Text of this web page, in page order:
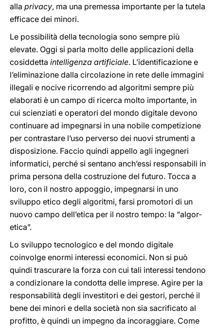
alla privacy, ma una premessa importante per la tutela
efficace dei minori.
Le possibilità della tecnologia sono sempre più
elevate. Oggi si parla molto delle applicazioni della
cosiddetta intelligenza artificiale. L’identificazione e
l’eliminazione dalla circolazione in rete delle immagini
illegali e nocive ricorrendo ad algoritmi sempre più
elaborati è un campo di ricerca molto importante, in
cui scienziati e operatori del mondo digitale devono
continuare ad impegnarsi in una nobile competizione
per contrastare l’uso perverso dei nuovi strumenti a
disposizione. Faccio quindi appello agli ingegneri
informatici, perché si sentano anch’essi responsabili in
prima persona della costruzione del futuro. Tocca a
loro, con il nostro appoggio, impegnarsi in uno
sviluppo etico degli algoritmi, farsi promotori di un
nuovo campo dell’etica per il nostro tempo: la “algor-
etica”.
Lo sviluppo tecnologico e del mondo digitale
coinvolge enormi interessi economici. Non si può
quindi trascurare la forza con cui tali interessi tendono
a condizionare la condotta delle imprese. Agire per la
responsabilità degli investitori e dei gestori, perché il
bene dei minori e della società non sia sacrificato al
profitto, è quindi un impegno da incoraggiare. Come